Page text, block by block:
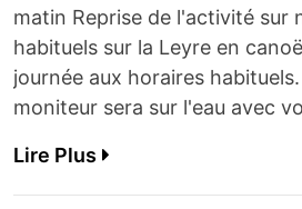
matin Reprise de l'activité sur
habituels sur la Leyre en
journée aux horaires
moniteur sera sur l'eau avec
Lire Plus